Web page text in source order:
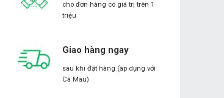
cho đơn hàng có giá trị trên 1
triệu
Giao hàng ngay
sau khi đặt hàng (áp dụng với
Cà Mau)